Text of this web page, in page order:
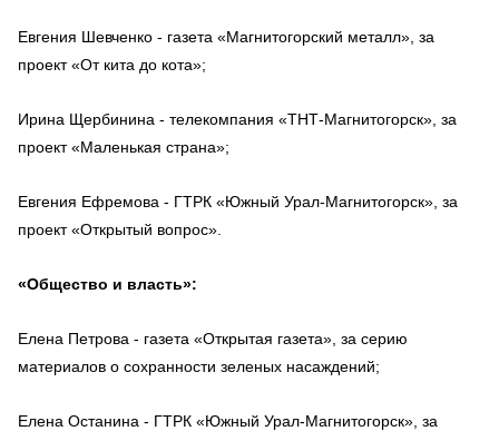
Евгения Шевченко - газета «Магнитогорский металл», за
проект «От кита до кота»;
Ирина Щербинина - телекомпания «ТНТ-Магнитогорск», за
проект «Маленькая страна»;
Евгения Ефремова - ГТРК «Южный Урал-Магнитогорск», за
проект «Открытый вопрос».
«Общество и власть»:
Елена Петрова - газета «Открытая газета», за серию
материалов о сохранности зеленых насаждений;
Елена Останина - ГТРК «Южный Урал-Магнитогорск», за